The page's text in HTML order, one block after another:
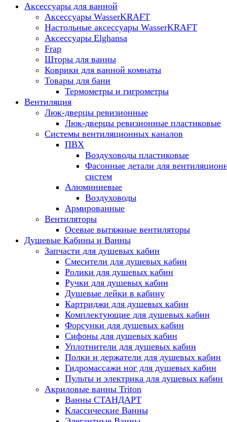
Аксессуары для ванной
Аксессуары WasserKRAFT
Настольные аксессуары WasserKRAFT
Аксессуары Elghansa
Frap
Шторы для ванны
Коврики для ванной комнаты
Товары для бани
Термометры и гигрометры
Вентиляция
Люк-дверцы ревизионные
Люк-дверцы ревизионные пластиковые
Системы вентиляционных каналов
ПВХ
Воздуховоды пластиковые
Фасонные детали для
систем
Алюминиевые
Воздуховоды
Армированные
Вентиляторы
Осевые вытяжные вентиляторы
Душевые Кабины и Ванны
Запчасти для душевых кабин
Смесители для душевых кабин
Ролики для душевых кабин
Ручки для душевых кабин
Душевые лейки в кабину
Картриджи для душевых кабин
Комплектующие для душевых кабин
Форсунки для душевых кабин
Сифоны для душевых кабин
Уплотнители для душевых кабин
Полки и держатели для душевых кабин
Гидромассажи ног для душевых кабин
Пульты и электрика для душевых кабин
Акриловые ванны Triton
Ванны СТАНДАРТ
Классические Ванны